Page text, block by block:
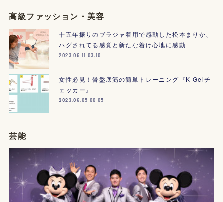
高級ファッション・美容
十五年振りのブラジャ着用で感動した松本まりか、
ハグされてる感覚と新たな着け心地に感動
2023.06.11 03:10
女性必見！骨盤底筋の簡単トレーニング『K Gelチ
ェッカー』
2023.06.05 00:05
芸能